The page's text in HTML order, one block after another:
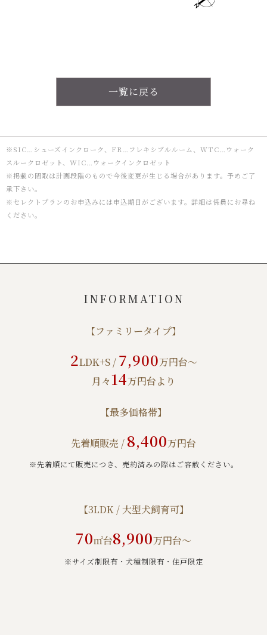
一覧に戻る
※SIC…シューズインクローク、FR…フレキシブルルーム、WTC…ウォーク
スルークロゼット、WIC…ウォークインクロゼット
※掲載の間取は計画段階のもので今後変更が生じる場合があります。予めご了
承下さい。
※セレクトプランのお申込みには申込期日がございます。詳細は係員にお尋ね
ください。
INFORMATION
【ファミリータイプ】
2LDK+S / 7,900万円台～
月々 14万円台より
【最多価格帯】
先着順販売 / 8,400万円台
※先着順にて販売につき、売約済みの際はご容赦ください。
【3LDK / 大型犬飼育可】
70㎡台8,900万円台～
※サイズ制限有・犬種制限有・住⼾限定